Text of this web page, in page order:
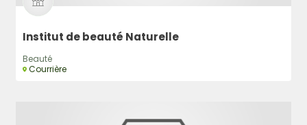
Institut de beauté Naturelle
Beauté
Courrière